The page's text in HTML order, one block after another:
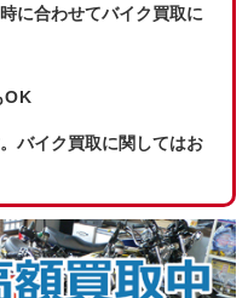
に合わせてバイク買取に
OK
バイク買取に関してはお